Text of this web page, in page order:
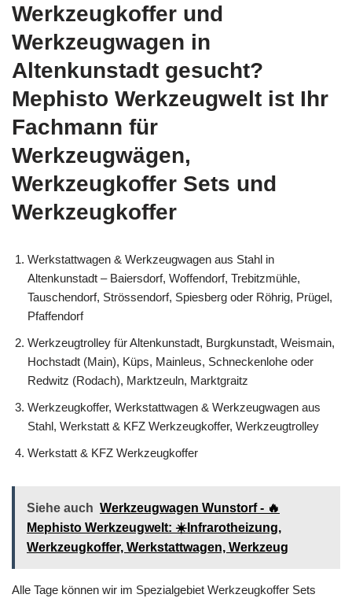
Werkzeugkoffer und
Werkzeugwagen in
Altenkunstadt gesucht?
Mephisto Werkzeugwelt ist Ihr
Fachmann für
Werkzeugwägen,
Werkzeugkoffer Sets und
Werkzeugkoffer
Werkstattwagen & Werkzeugwagen aus Stahl in
Altenkunstadt – Baiersdorf, Woffendorf, Trebitzmühle,
Tauschendorf, Strössendorf, Spiesberg oder Röhrig, Prügel,
Pfaffendorf
Werkzeugtrolley für Altenkunstadt, Burgkunstadt, Weismain,
Hochstadt (Main), Küps, Mainleus, Schneckenlohe oder
Redwitz (Rodach), Marktzeuln, Marktgraitz
Werkzeugkoffer, Werkstattwagen & Werkzeugwagen aus
Stahl, Werkstatt & KFZ Werkzeugkoffer, Werkzeugtrolley
Werkstatt & KFZ Werkzeugkoffer
Siehe auch Werkzeugwagen Wunstorf - 🔥
Mephisto Werkzeugwelt: ☀️Infrarotheizung,
Werkzeugkoffer, Werkstattwagen, Werkzeug
Alle Tage können wir im Spezialgebiet Werkzeugkoffer Sets